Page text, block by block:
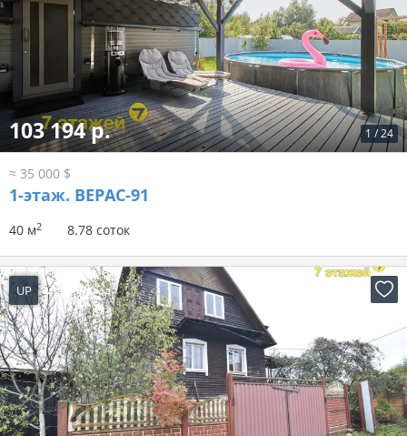
1 /24
103 194 р.
≈ 35 000 $
1-этаж. ВЕРАС-91
40 м2 8.78 соток
UP 2 дня назад